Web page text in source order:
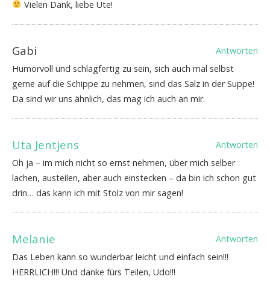
Vielen Dank, liebe Ute!
Gabi
Antworten
Humorvoll und schlagfertig zu sein, sich auch mal selbst
gerne auf die Schippe zu nehmen, sind das Salz in der Suppe!
Da sind wir uns ähnlich, das mag ich auch an mir.
Uta Jentjens
Antworten
Oh ja – im mich nicht so ernst nehmen, über mich selber
lachen, austeilen, aber auch einstecken – da bin ich schon gut
drin… das kann ich mit Stolz von mir sagen!
Melanie
Antworten
Das Leben kann so wunderbar leicht und einfach sein!!!
HERRLICH!!! Und danke fürs Teilen, Udo!!!